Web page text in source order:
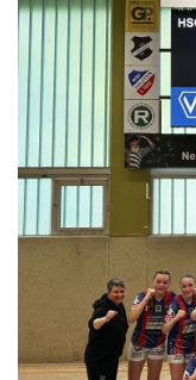
Die SpecialHaie
Teams
Trainer
ALLE SPIELE
HAIE TV
DIE HAIE I Intern
Partner